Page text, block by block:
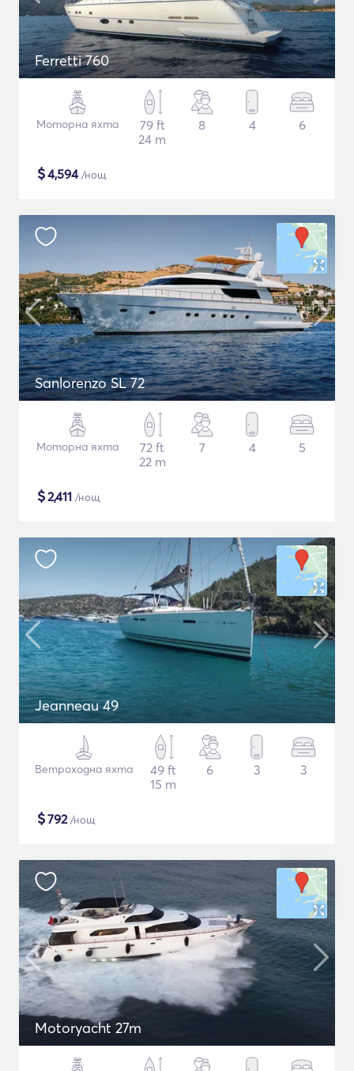
Ferretti 760
Моторна яхта
79 ft
24 m
8 4 6
$4,594/нощ
Sanlorenzo SL 72
Моторна яхта
72 ft
22 m
7 4 5
$2,411 /нощ
Jeanneau 49
Ветроходна яхта
49 ft
15 m
6 3 3
$792/нощ
Motoryacht 27m